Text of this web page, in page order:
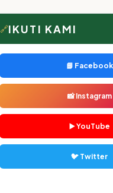
🔗IKUTI KAMI
📘 Facebook
📸 Instagram
▶️ YouTube
🐦 Twitter